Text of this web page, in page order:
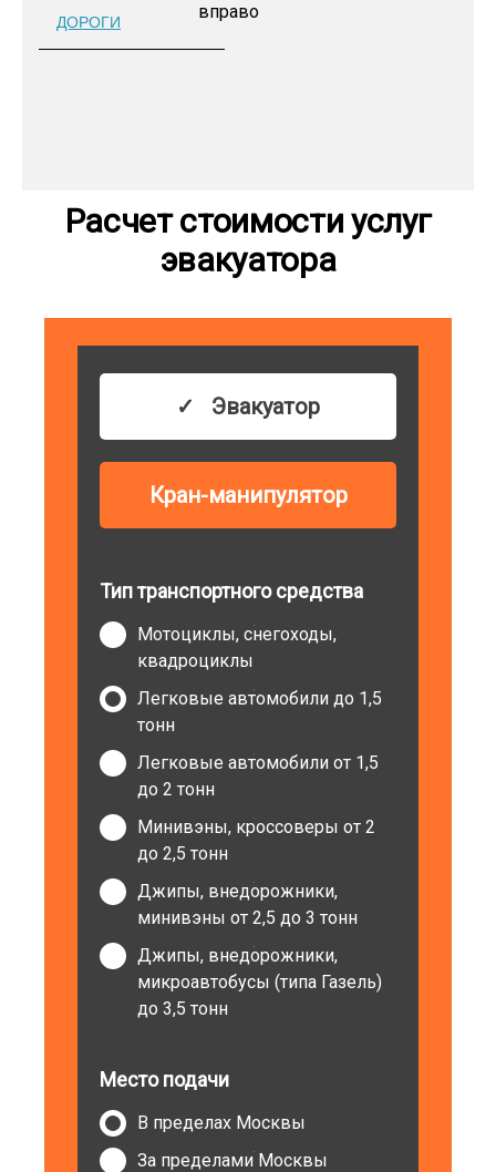
ДОРОГИ
Расчет стоимости услуг
эвакуатора
Эвакуатор
Кран-манипулятор
Тип транспортного средства
Мотоциклы, снегоходы,
квадроциклы
Легковые автомобили до 1,5
тонн
Легковые автомобили от 1,5
до 2 тонн
Минивэны, кроссоверы от 2
до 2,5 тонн
Джипы, внедорожники,
минивэны от 2,5 до 3 тонн
Джипы, внедорожники,
микроавтобусы (типа Газель)
до 3,5 тонн
Место подачи
В пределах Москвы
За пределами Москвы